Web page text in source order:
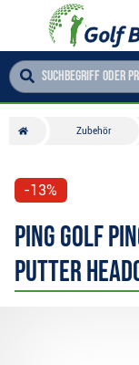
Zubehör
-13%
PING Golf
Putter